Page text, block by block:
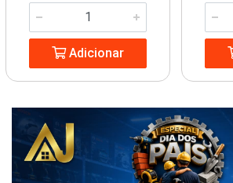
Adicionar